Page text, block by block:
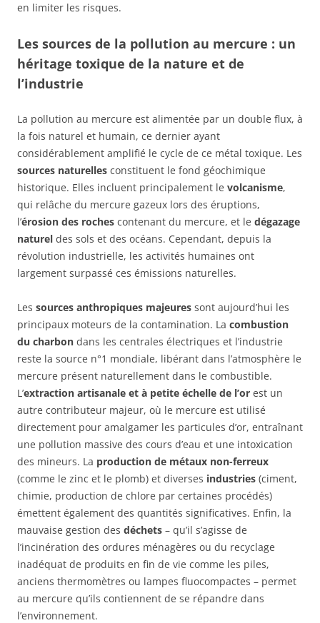
en limiter les risques.
Les sources de la pollution au mercure : un
héritage toxique de la nature et de
l’industrie
La pollution au mercure est alimentée par un double flux, à
la fois naturel et humain, ce dernier ayant
considérablement amplifié le cycle de ce métal toxique. Les
sources naturelles constituent le fond géochimique
historique. Elles incluent principalement le volcanisme,
qui relâche du mercure gazeux lors des éruptions,
l’érosion des roches contenant du mercure, et le dégazage
naturel des sols et des océans. Cependant, depuis la
révolution industrielle, les activités humaines ont
largement surpassé ces émissions naturelles.
Les sources anthropiques majeures sont aujourd’hui les
principaux moteurs de la contamination. La combustion
du charbon dans les centrales électriques et l’industrie
reste la source n°1 mondiale, libérant dans l’atmosphère le
mercure présent naturellement dans le combustible.
L’extraction artisanale et à petite échelle de l’or est un
autre contributeur majeur, où le mercure est utilisé
directement pour amalgamer les particules d’or, entraînant
une pollution massive des cours d’eau et une intoxication
des mineurs. La production de métaux non-ferreux
(comme le zinc et le plomb) et diverses industries (ciment,
chimie, production de chlore par certaines procédés)
émettent également des quantités significatives. Enfin, la
mauvaise gestion des déchets – qu’il s’agisse de
l’incinération des ordures ménagères ou du recyclage
inadéquat de produits en fin de vie comme les piles,
anciens thermomètres ou lampes fluocompactes – permet
au mercure qu’ils contiennent de se répandre dans
l’environnement.